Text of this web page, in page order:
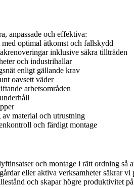
anpassade och effektiva:
optimal åtkomst och fallskydd
inklusive säkra tillträden
och industrihallar
enligt gällande krav
oavsett väder
arbetsområden
material och utrustning
och färdigt montage
och montage i rätt ordning
eller aktiva verksamheter säkrar
och skapar högre produktivitet